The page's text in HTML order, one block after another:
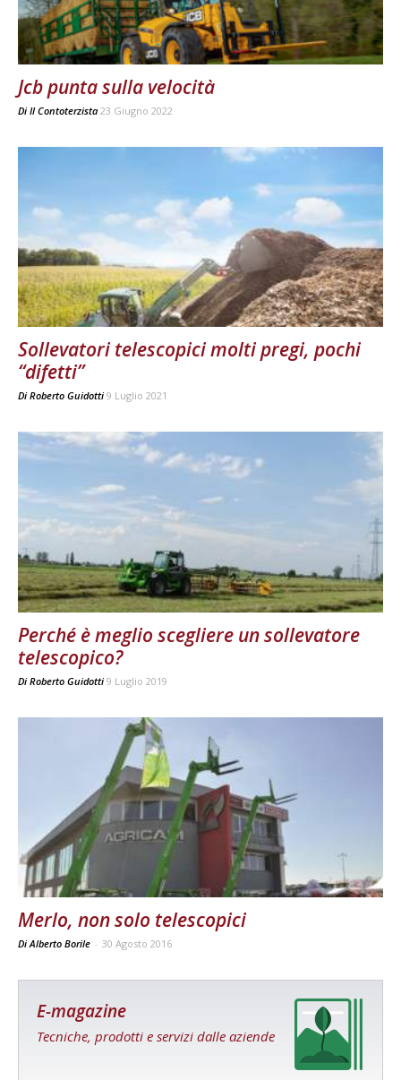
Jcb punta sulla velocità
Di Il Contoterzista 23 Giugno 2022
Sollevatori telescopici molti pregi, pochi
“difetti”
Di Roberto Guidotti 9 Luglio 2021
Perché è meglio scegliere un sollevatore
telescopico?
Di Roberto Guidotti 9 Luglio 2019
Merlo, non solo telescopici
Di Alberto Borile - 30 Agosto 2016
E-magazine
Tecniche, prodotti e servizi dalle aziende